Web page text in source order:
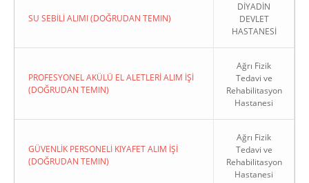
SU SEBİLİ ALIMI (DOĞRUDAN TEMIN)
DİYADİN
DEVLET
HASTANESİ
PROFESYONEL AKÜLÜ EL ALETLERİ ALIM İŞİ
(DOĞRUDAN TEMIN)
Ağrı Fizik
Tedavi ve
Rehabilitasyon
Hastanesi
GÜVENLİK PERSONELİ KIYAFET ALIM İŞİ
(DOĞRUDAN TEMIN)
Ağrı Fizik
Tedavi ve
Rehabilitasyon
Hastanesi